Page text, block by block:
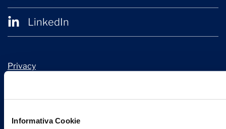
Informativa Cookie
LinkedIn
Privacy